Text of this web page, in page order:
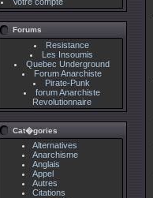
Forums
Resistance
Les Insoumis
Quebec Underground
Forum Anarchiste
Pirate-Punk
forum Anarchiste
Revolutionnaire
Cat�gories
Alternatives
Anarchisme
Anglais
Appel
Autres
Citations